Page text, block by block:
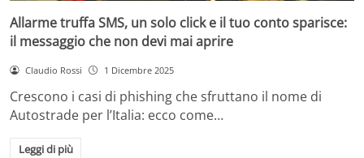
Allarme truffa SMS, un solo click e il tuo conto sparisce:
il messaggio che non devi mai aprire
Claudio Rossi 1 Dicembre 2025
Crescono i casi di phishing che sfruttano il nome di
Autostrade per l’Italia: ecco come…
Leggi di più